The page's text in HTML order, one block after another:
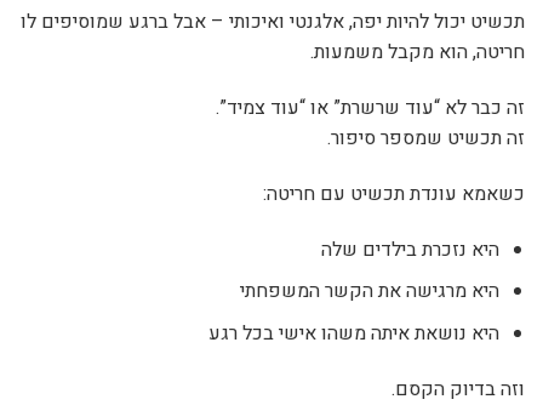
תכשיט יכול להיות יפה, אלגנטי ואיכותי – אבל ברגע שמוסיפים לו
חריטה, הוא מקבל משמעות.
זה כבר לא “עוד שרשרת” או “עוד צמיד”.
זה תכשיט שמספר סיפור.
כשאמא עונדת תכשיט עם חריטה:
היא נזכרת בילדים שלה
היא מרגישה את הקשר המשפחתי
היא נושאת איתה משהו אישי בכל רגע
וזה בדיוק הקסם.